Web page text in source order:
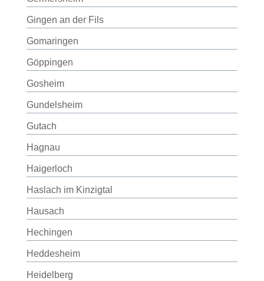
Gingen an der Fils
Gomaringen
Göppingen
Gosheim
Gundelsheim
Gutach
Hagnau
Haigerloch
Haslach im Kinzigtal
Hausach
Hechingen
Heddesheim
Heidelberg